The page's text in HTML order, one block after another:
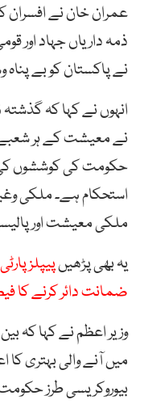
عمران خان نے افسران
ذمہ داریاں جہاد اور
نے پاکستان کو بے پناہ
نے معیشت کے ہر شعبے
حکومت کی کوششوں
استحکام ہے۔ ملکی
ملکی معیشت اور
یہ بھی پڑھیںپیپلز
ضمانت دائر کرنے کا
وزیر اعظم نے کہا کہ
میں آنے والی بہتری
بیوروکریسی طرز